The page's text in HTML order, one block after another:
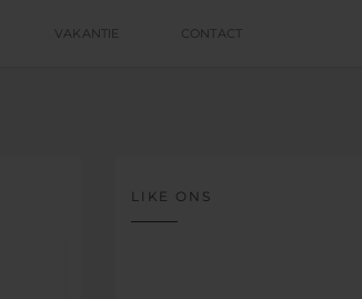
VAKANTIE CONTACT
LIKE ONS